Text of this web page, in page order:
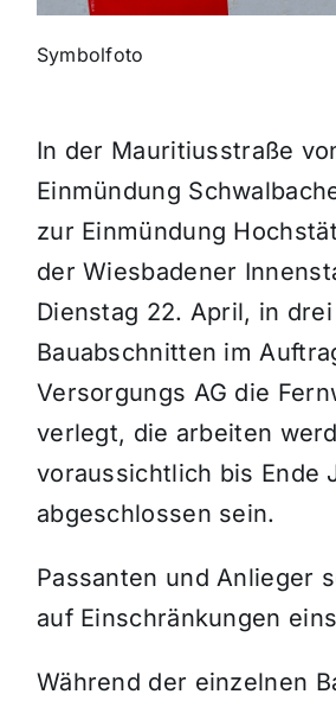
Themen und Termine
Symbolfoto
In der Mauritiusstraße
Einmündung
zur Einmündung
der Wiesbadener
Dienstag 22. April, in drei
Bauabschnitten im
Versorgungs AG die
verlegt, die arbeiten
voraussichtlich bis Ende
abgeschlossen sein.
Passanten und Anlieger
auf Einschränkungen
Während der einzelnen